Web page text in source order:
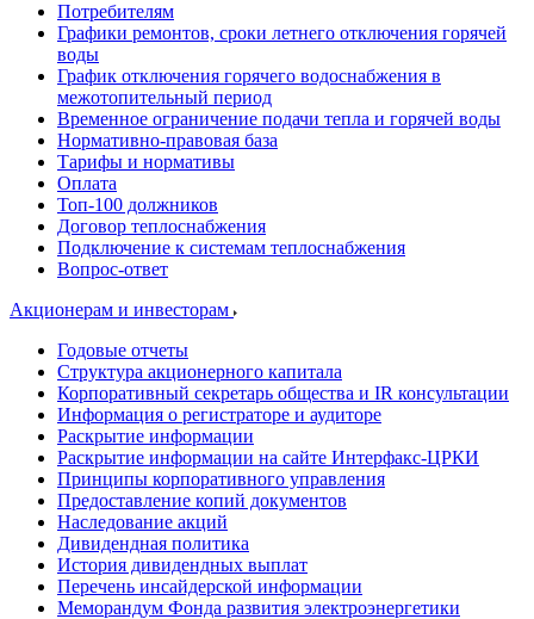
Потребителям
Графики ремонтов, сроки летнего отключения горячей
воды
График отключения горячего водоснабжения в
межотопительный период
Временное ограничение подачи тепла и горячей воды
Нормативно-правовая база
Тарифы и нормативы
Оплата
Топ-100 должников
Договор теплоснабжения
Подключение к системам теплоснабжения
Вопрос-ответ
Акционерам и инвесторам
Годовые отчеты
Структура акционерного капитала
Корпоративный секретарь общества и IR консультации
Информация о регистраторе и аудиторе
Раскрытие информации
Раскрытие информации на сайте Интерфакс-ЦРКИ
Принципы корпоративного управления
Предоставление копий документов
Наследование акций
Дивидендная политика
История дивидендных выплат
Перечень инсайдерской информации
Меморандум Фонда развития электроэнергетики